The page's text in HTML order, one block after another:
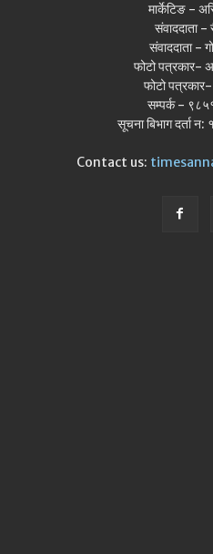
मार्केटिङ -
संवाददाता -
संवाददाता -
फोटो पत्रकार-
फोटो
सम्पर्क -
सूचना बिभाग दर्ता
Contact us: